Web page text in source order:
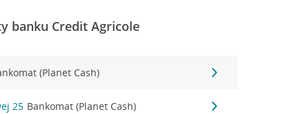
banku Credit Agricole
(Planet Cash)
25 Bankomat (Planet Cash)